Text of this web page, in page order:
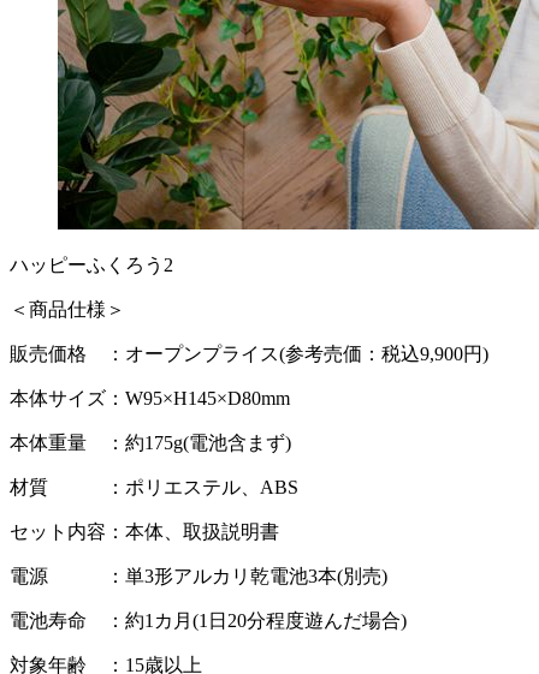
ハッピーふくろう2
＜商品仕様＞
販売価格 ：オープンプライス(参考売価：税込9,900円)
本体サイズ：W95×H145×D80mm
本体重量 ：約175g(電池含まず)
材質 ：ポリエステル、ABS
セット内容：本体、取扱説明書
電源 ：単3形アルカリ乾電池3本(別売)
電池寿命 ：約1カ月(1日20分程度遊んだ場合)
対象年齢 ：15歳以上